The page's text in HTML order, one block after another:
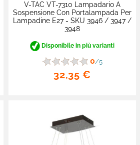
V-TAC VT-7310 Lampadario A
Sospensione Con Portalampada Per
Lampadine E27 - SKU 3946 / 3947 /
3948
Disponibile in più varianti
0/5
32,35 €